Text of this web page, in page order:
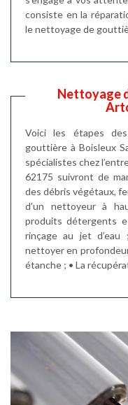
consiste en la
le nettoyage de
Nettoyage
Voici les étapes
gouttière à Boisleux
spécialistes chez
62175 suivront de
des débris végétaux,
d’un nettoyeur à
produits détergents
rinçage au jet d’eau
nettoyer en
étanche ; • La